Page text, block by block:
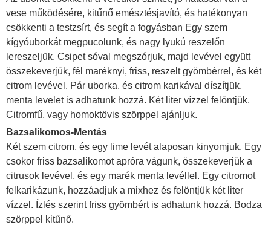
vese működésére, kitűnő emésztésjavító, és hatékonyan
csökkenti a testzsírt, és segít a fogyásban Egy szem
kígyóuborkát megpucolunk, és nagy lyukú reszelőn
lereszeljük. Csipet sóval megszórjuk, majd levével együtt
összekeverjük, fél maréknyi, friss, reszelt gyömbérrel, és két
citrom levével. Pár uborka, és citrom karikával díszítjük,
menta levelet is adhatunk hozzá. Két liter vízzel felöntjük.
Citromfű, vagy homoktövis szörppel ajánljuk.
Bazsalikomos-Mentás
Két szem citrom, és egy lime levét alaposan kinyomjuk. Egy
csokor friss bazsalikomot apróra vágunk, összekeverjük a
citrusok levével, és egy marék menta levéllel. Egy citromot
felkarikázunk, hozzáadjuk a mixhez és felöntjük két liter
vízzel. Ízlés szerint friss gyömbért is adhatunk hozzá. Bodza
szörppel kitűnő.